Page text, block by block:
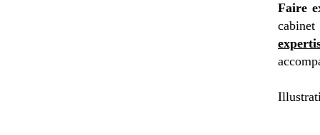
Faire